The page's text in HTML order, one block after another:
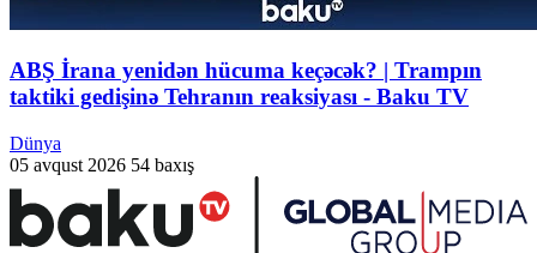
ABŞ İrana yenidən hücuma keçəcək? | Trampın
taktiki gedişinə Tehranın reaksiyası - Baku TV
Dünya
05 avqust 2026 54 baxış